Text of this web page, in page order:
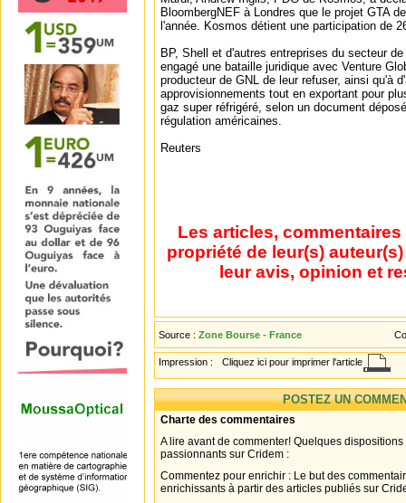
BloombergNEF à Londres que le projet GTA
l'année. Kosmos détient une participation de
BP, Shell et d'autres entreprises du secteur
engagé une bataille juridique avec Venture
producteur de GNL de leur refuser, ainsi qu'à
approvisionnements tout en exportant pour
gaz super réfrigéré, selon un document
régulation américaines.
Reuters
Les articles,
propriété de leur(s)
leur avis, opinion et
Source : Zone Bourse - France
Impression : Cliquez ici pour imprimer l'article
POSTEZ UN
Charte des commentaires
A lire avant de commenter! Quelques
passionnants sur Cridem :
Commentez pour enrichir : Le but des
enrichissants à partir des articles publiés sur